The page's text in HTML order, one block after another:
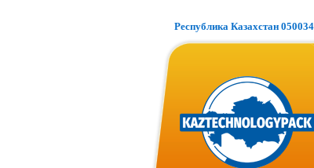
Республика Казахстан